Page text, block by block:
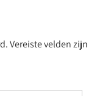
Vereiste velden zijn